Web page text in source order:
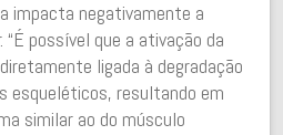
impacta negativamente a
possível que a ativação da
ligada à degradação
esqueléticos, resultando em
similar ao do músculo